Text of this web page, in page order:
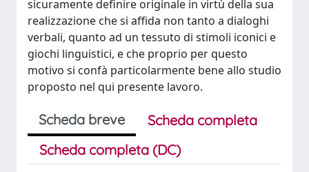
sicuramente definire originale in virtù della sua
realizzazione che si affida non tanto a dialoghi
verbali, quanto ad un tessuto di stimoli iconici e
giochi linguistici, e che proprio per questo
motivo si confà particolarmente bene allo studio
proposto nel qui presente lavoro.
Scheda breve
Scheda completa
Scheda completa (DC)